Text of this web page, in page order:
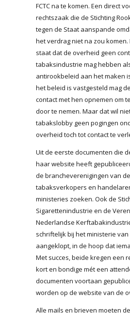
FCTC na te komen. Een direct
rechtszaak die de Stichting
tegen de Staat aanspande
het verdrag niet na zou
staat dat de overheid geen
tabaksindustrie mag hebben
antirookbeleid aan het maken
het beleid is vastgesteld mag
contact met hen opnemen om
door te nemen. Maar dat wil
tabakslobby geen pogingen
overheid toch tot contact te
Uit de eerste documenten die
haar website heeft
de brancheverenigingen van de
tabaksverkopers en
ministeries zoeken. Ook de
Sigarettenindustrie en de
Nederlandse
schriftelijk bij het ministerie van
aangeklopt, in de hoop dat
Met succes, beide kregen een
kort en bondige mét een
documenten voortaan
worden op de website van de
Alle mails en brieven moeten